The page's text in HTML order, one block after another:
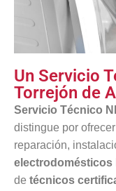
Un Servicio
Torrejón de
Servicio Técnico
distingue por
reparación,
electrodomésticos
de técnicos